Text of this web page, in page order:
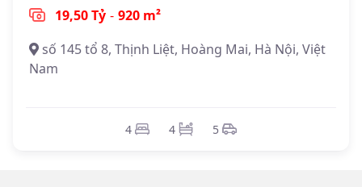
19,50 Tỷ - 920 m²
số 145 tổ 8, Thịnh Liệt, Hoàng Mai, Hà Nội, Việt
Nam
4 4 5